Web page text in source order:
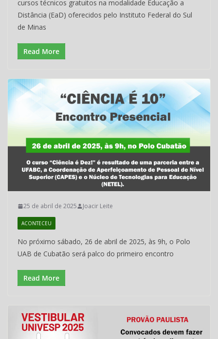
cursos técnicos gratuitos na modalidade Educação a
Distância (EaD) oferecidos pelo Instituto Federal do Sul
de Minas
Read More
25 de abril de 2025 Joacir Leite
ACONTECEU
No próximo sábado, 26 de abril de 2025, às 9h, o Polo
UAB de Cubatão será palco do primeiro encontro
Read More